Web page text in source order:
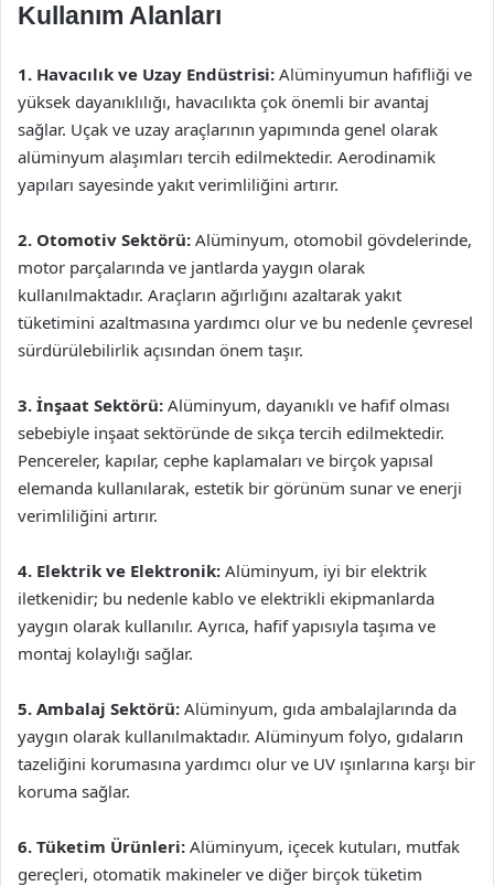
Kullanım Alanları
1. Havacılık ve Uzay Endüstrisi: Alüminyumun hafifliği ve
yüksek dayanıklılığı, havacılıkta çok önemli bir avantaj
sağlar. Uçak ve uzay araçlarının yapımında genel olarak
alüminyum alaşımları tercih edilmektedir. Aerodinamik
yapıları sayesinde yakıt verimliliğini artırır.
2. Otomotiv Sektörü: Alüminyum, otomobil gövdelerinde,
motor parçalarında ve jantlarda yaygın olarak
kullanılmaktadır. Araçların ağırlığını azaltarak yakıt
tüketimini azaltmasına yardımcı olur ve bu nedenle çevresel
sürdürülebilirlik açısından önem taşır.
3. İnşaat Sektörü: Alüminyum, dayanıklı ve hafif olması
sebebiyle inşaat sektöründe de sıkça tercih edilmektedir.
Pencereler, kapılar, cephe kaplamaları ve birçok yapısal
elemanda kullanılarak, estetik bir görünüm sunar ve enerji
verimliliğini artırır.
4. Elektrik ve Elektronik: Alüminyum, iyi bir elektrik
iletkenidir; bu nedenle kablo ve elektrikli ekipmanlarda
yaygın olarak kullanılır. Ayrıca, hafif yapısıyla taşıma ve
montaj kolaylığı sağlar.
5. Ambalaj Sektörü: Alüminyum, gıda ambalajlarında da
yaygın olarak kullanılmaktadır. Alüminyum folyo, gıdaların
tazeliğini korumasına yardımcı olur ve UV ışınlarına karşı bir
koruma sağlar.
6. Tüketim Ürünleri: Alüminyum, içecek kutuları, mutfak
gereçleri, otomatik makineler ve diğer birçok tüketim